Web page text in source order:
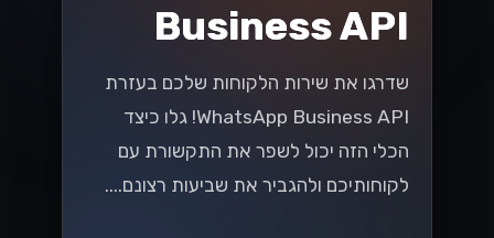
Business API
שדרגו את שירות הלקוחות שלכם בעזרת
WhatsApp Business API! גלו כיצד
הכלי הזה יכול לשפר את התקשורת עם
לקוחותיכם ולהגביר את שביעות רצונם....